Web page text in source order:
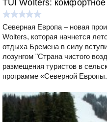
TUI Wolters:
Северная Европа – новая
Wolters, которая начнется
отдыха Бремена в силу
лозунгом "Страна чистого
размещения туристов в
программе «Северной